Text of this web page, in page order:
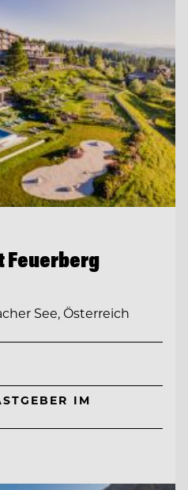
Feuerberg
See, Österreich
IM